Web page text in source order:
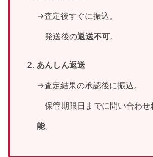
→査定後すぐに振込。
発送後の返送不可。
あんしん返送
→査定結果の承認後に振込。
保管期限日までに問い合わせ
能。